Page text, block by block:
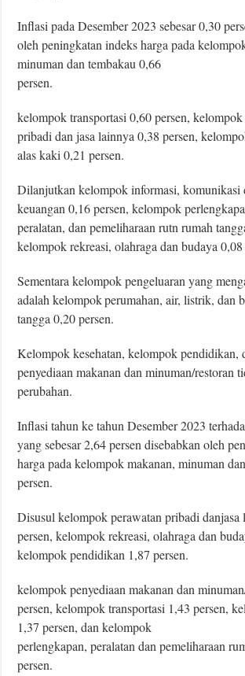
Inﬂasi pada Desember 2023 sebesar 0,30
oleh peningkatan indeks harga pada
minuman dan tembakau 0,66
persen.
kelompok transportasi 0,60 persen,
pribadi dan jasa lainnya 0,38 persen,
alas kaki 0,21 persen.
Dilanjutkan kelompok informasi, komunikasi
keuangan 0,16 persen, kelompok
peralatan, dan pemeliharaan rutn rumah
kelompok rekreasi, olahraga dan budaya 0,08
Sementara kelompok pengeluaran yang
adalah kelompokperumahan, air, listrik, dan
tangga 0,20 persen.
Kelompok kesehatan, kelompok pendidikan,
penyediaan makanan dan minuman/restoran
perubahan.
Inﬂasi tahun ke tahun Desember 2023
yang sebesar 2,64 persen disebabkan oleh
harga pada kelompok makanan, minuman
persen.
Disusul kelompok perawatan pribadi danjasa
persen, kelompok rekreasi, olahraga dan
kelompok pendidikan 1,87 persen.
kelompok penyediaan makanan dan
persen, kelompok transportasi 1,43 persen,
1,37 persen, dan kelompok
perlengkapan, peralatan dan pemeliharaan
persen.